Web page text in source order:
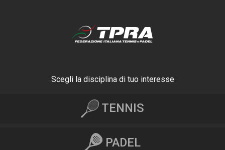
Scegli la disciplina di tuo interesse
TENNIS
PADEL